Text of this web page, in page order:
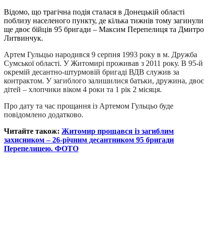
Відомо, що трагічна подія сталася в Донецькій області
поблизу населеного пункту, де кілька тижнів тому загинули
ще двоє бійців 95 бригади – Максим Перепелиця та Дмитро
Литвинчук.
Артем Гульцьо народився 9 серпня 1993 року в м. Дружба
Сумської області. У Житомирі проживав з 2011 року. В 95-й
окремій десантно-штурмовій бригаді ВДВ служив за
контрактом. У загиблого залишилися батьки, дружина, двоє
дітей – хлопчики віком 4 роки та 1 рік 2 місяця.
Про дату та час прощання із Артемом Гульцьо буде
повідомлено додатково.
Читайте також: Житомир прощався із загиблим
захисником – 26-річним десантником 95 бригади
Перепелицею. ФОТО